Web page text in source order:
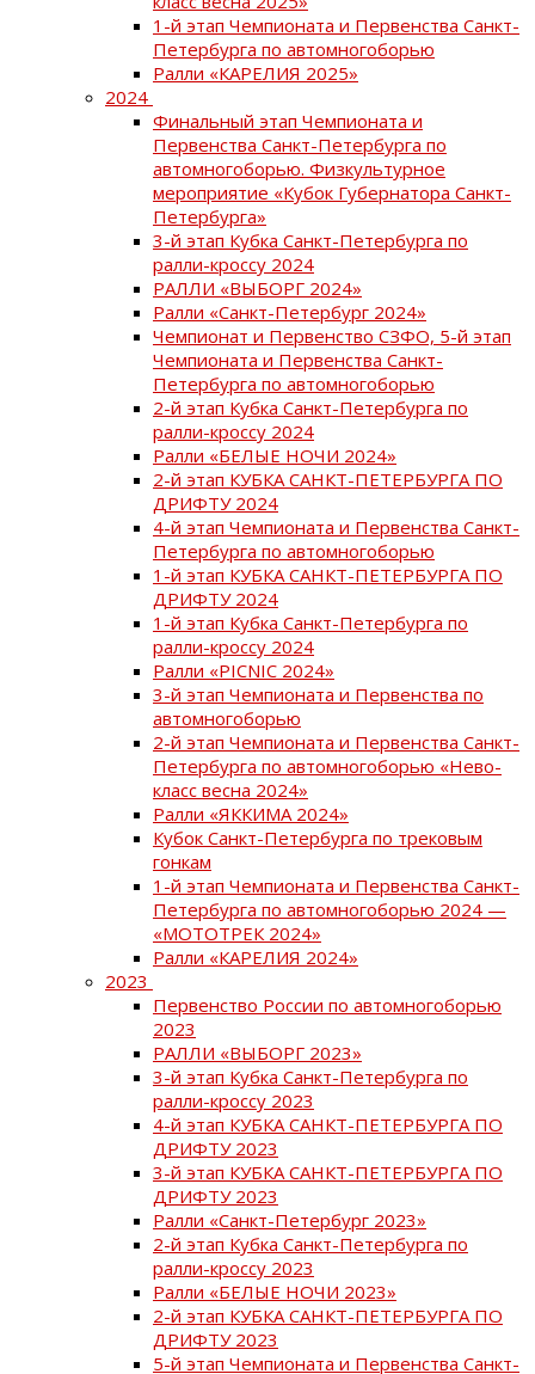
1-й этап Чемпионата и Первенства Санкт-
Петербурга по автомногоборью
Ралли «КАРЕЛИЯ 2025»
2024
Финальный этап Чемпионата и
Первенства Санкт-Петербурга по
автомногоборью. Физкультурное
мероприятие «Кубок Губернатора Санкт-
Петербурга»
3-й этап Кубка Санкт-Петербурга по
ралли-кроссу 2024
РАЛЛИ «ВЫБОРГ 2024»
Ралли «Санкт-Петербург 2024»
Чемпионат и Первенство СЗФО, 5-й этап
Чемпионата и Первенства Санкт-
Петербурга по автомногоборью
2-й этап Кубка Санкт-Петербурга по
ралли-кроссу 2024
Ралли «БЕЛЫЕ НОЧИ 2024»
2-й этап КУБКА САНКТ-ПЕТЕРБУРГА ПО
ДРИФТУ 2024
4-й этап Чемпионата и Первенства Санкт-
Петербурга по автомногоборью
1-й этап КУБКА САНКТ-ПЕТЕРБУРГА ПО
ДРИФТУ 2024
1-й этап Кубка Санкт-Петербурга по
ралли-кроссу 2024
Ралли «PICNIC 2024»
3-й этап Чемпионата и Первенства по
автомногоборью
2-й этап Чемпионата и Первенства Санкт-
Петербурга по автомногоборью «Нево-
класс весна 2024»
Ралли «ЯККИМА 2024»
Кубок Санкт-Петербурга по трековым
гонкам
1-й этап Чемпионата и Первенства Санкт-
Петербурга по автомногоборью 2024 —
«МОТОТРЕК 2024»
Ралли «КАРЕЛИЯ 2024»
2023
Первенство России по автомногоборью
2023
РАЛЛИ «ВЫБОРГ 2023»
3-й этап Кубка Санкт-Петербурга по
ралли-кроссу 2023
4-й этап КУБКА САНКТ-ПЕТЕРБУРГА ПО
ДРИФТУ 2023
3-й этап КУБКА САНКТ-ПЕТЕРБУРГА ПО
ДРИФТУ 2023
Ралли «Санкт-Петербург 2023»
2-й этап Кубка Санкт-Петербурга по
ралли-кроссу 2023
Ралли «БЕЛЫЕ НОЧИ 2023»
2-й этап КУБКА САНКТ-ПЕТЕРБУРГА ПО
ДРИФТУ 2023
5-й этап Чемпионата и Первенства Санкт-